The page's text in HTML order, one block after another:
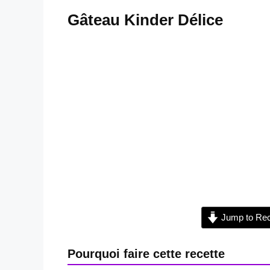
Gâteau Kinder Délice
Jump to
Pourquoi faire cette recette